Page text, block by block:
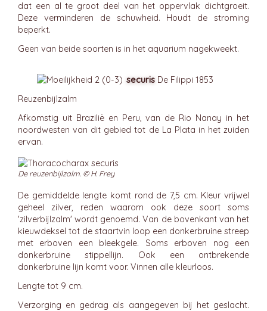
dat een al te groot deel van het oppervlak dichtgroeit.
Deze verminderen de schuwheid. Houdt de stroming
beperkt.
Geen van beide soorten is in het aquarium nagekweekt.
securis De Filippi 1853
Reuzenbijlzalm
Afkomstig uit Brazilië en Peru, van de Rio Nanay in het
noordwesten van dit gebied tot de La Plata in het zuiden
ervan.
De reuzenbijlzalm. © H. Frey
De gemiddelde lengte komt rond de 7,5 cm. Kleur vrijwel
geheel zilver, reden waarom ook deze soort soms
'zilverbijlzalm' wordt genoemd. Van de bovenkant van het
kieuwdeksel tot de staartvin loop een donkerbruine streep
met erboven een bleekgele. Soms erboven nog een
donkerbruine stippellijn. Ook een ontbrekende
donkerbruine lijn komt voor. Vinnen alle kleurloos.
Lengte tot 9 cm.
Verzorging en gedrag als aangegeven bij het geslacht.